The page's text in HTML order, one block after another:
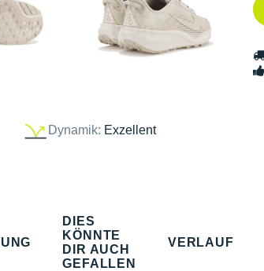
Dynamik: Exzellent
DIES
KÖNNTE
DIR AUCH
GEFALLEN
VERLAUF